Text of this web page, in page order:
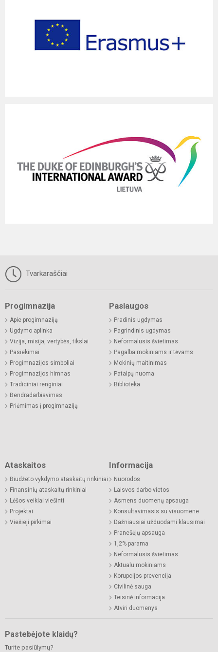
Tvarkaraščiai
Progimnazija
Apie progimnaziją
Ugdymo aplinka
Vizija, misija, vertybės, tikslai
Pasiekimai
Progimnazijos simboliai
Progimnazijos himnas
Tradiciniai renginiai
Bendradarbiavimas
Priėmimas į progimnaziją
Paslaugos
Pradinis ugdymas
Pagrindinis ugdymas
Neformalusis švietimas
Pagalba mokiniams ir tėvams
Mokinių maitinimas
Patalpų nuoma
Biblioteka
Ataskaitos
Biudžeto vykdymo ataskaitų rinkiniai
Finansinių ataskaitų rinkiniai
Lėšos veiklai viešinti
Projektai
Viešieji pirkimai
Informacija
Nuorodos
Laisvos darbo vietos
Asmens duomenų apsauga
Konsultavimasis su visuomene
Dažniausiai užduodami klausimai
Pranešėjų apsauga
1,2% parama
Neformalusis švietimas
Aktualu mokiniams
Korupcijos prevencija
Civilinė sauga
Teisinė informacija
Atviri duomenys
Pastebėjote klaidų?
Turite pasiūlymų?